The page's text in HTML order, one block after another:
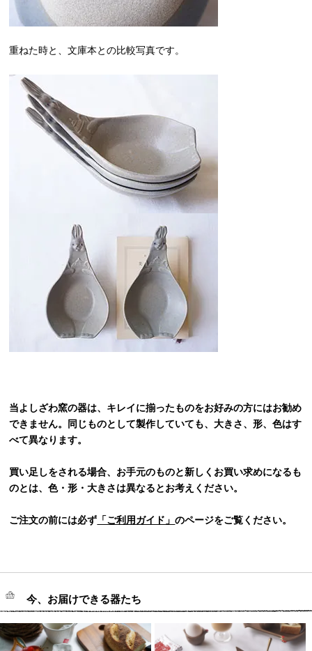
重ねた時と、文庫本との比較写真です。
当よしざわ窯の器は、キレイに揃ったものをお好みの方にはお勧め
できません。同じものとして製作していても、大きさ、形、色はす
べて異なります。
買い足しをされる場合、お手元のものと新しくお買い求めになるも
のとは、色・形・大きさは異なるとお考えください。
ご注文の前には必ず 「ご利用ガイド」のページをご覧ください。
今、お届けできる器たち